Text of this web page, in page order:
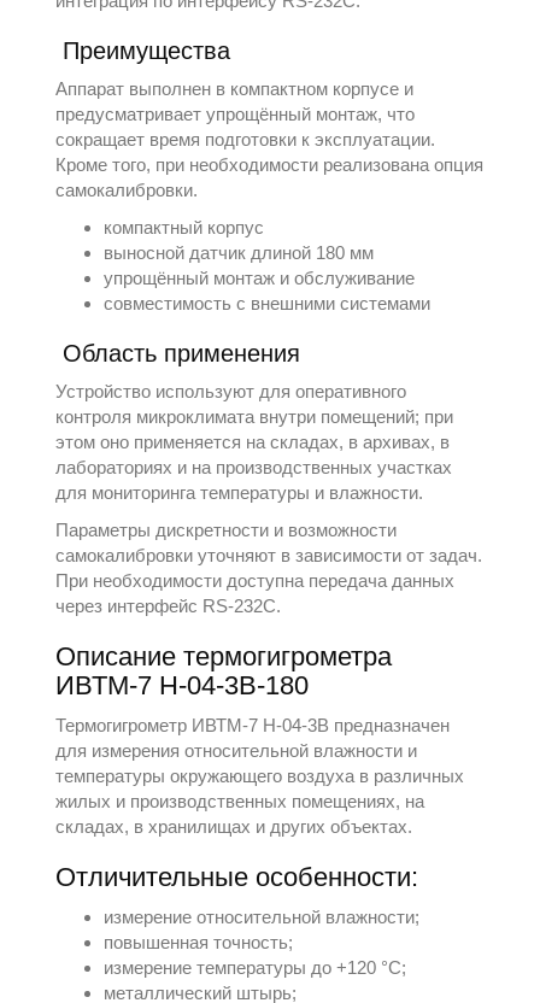
Преимущества
Аппарат выполнен в компактном корпусе и
предусматривает упрощённый монтаж, что
сокращает время подготовки к эксплуатации.
Кроме того, при необходимости реализована опция
самокалибровки.
компактный корпус
выносной датчик длиной 180 мм
упрощённый монтаж и обслуживание
совместимость с внешними системами
Область применения
Устройство используют для оперативного
контроля микроклимата внутри помещений; при
этом оно применяется на складах, в архивах, в
лабораториях и на производственных участках
для мониторинга температуры и влажности.
Параметры дискретности и возможности
самокалибровки уточняют в зависимости от задач.
При необходимости доступна передача данных
через интерфейс RS-232C.
Описание термогигрометра
ИВТМ-7 Н-04-3В-180
Термогигрометр ИВТМ-7 Н-04-3В предназначен
для измерения относительной влажности и
температуры окружающего воздуха в различных
жилых и производственных помещениях, на
складах, в хранилищах и других объектах.
Отличительные особенности:
измерение относительной влажности;
повышенная точность;
измерение температуры до +120 °С;
металлический штырь;